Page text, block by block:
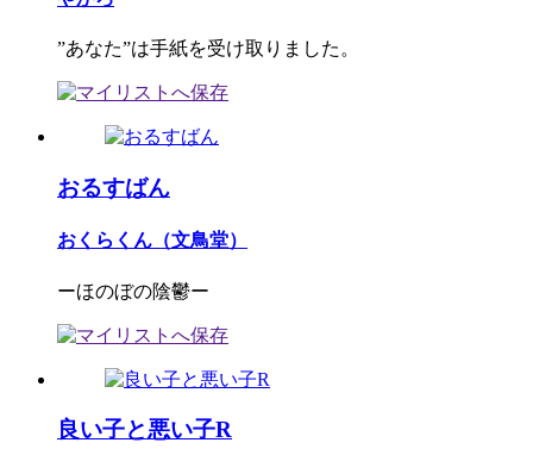
”あなた”は手紙を受け取りました。
おるすばん
おくらくん（文鳥堂）
ーほのぼの陰鬱ー
良い子と悪い子R